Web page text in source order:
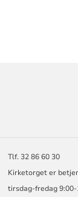
Tlf. 32 86 60 30
Kirketorget er
tirsdag-fredag 9:00-